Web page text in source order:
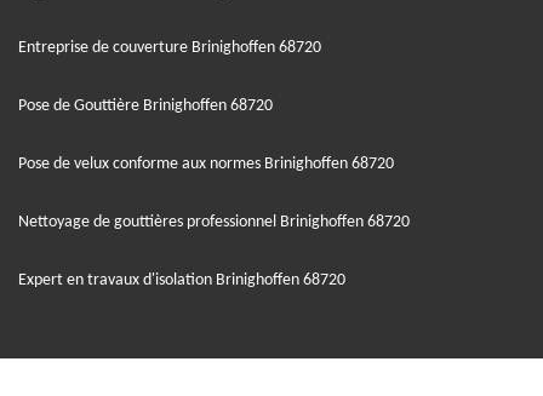
Entreprise de couverture Brinighoffen 68720
Pose de Gouttière Brinighoffen 68720
Pose de velux conforme aux normes Brinighoffen 68720
Nettoyage de gouttières professionnel Brinighoffen 68720
Expert en travaux d'isolation Brinighoffen 68720